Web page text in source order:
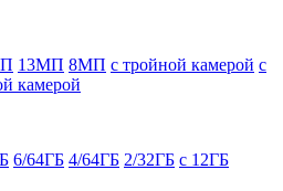
13МП 8МП с тройной камерой с
камерой
6/64ГБ 4/64ГБ 2/32ГБ с 12ГБ